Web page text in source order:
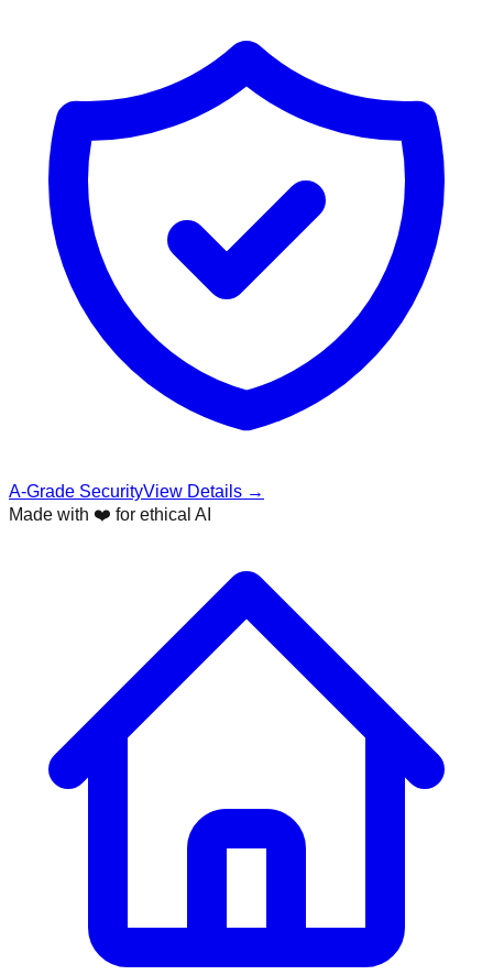
A-Grade SecurityView Details →
Made with ❤️ for ethical AI